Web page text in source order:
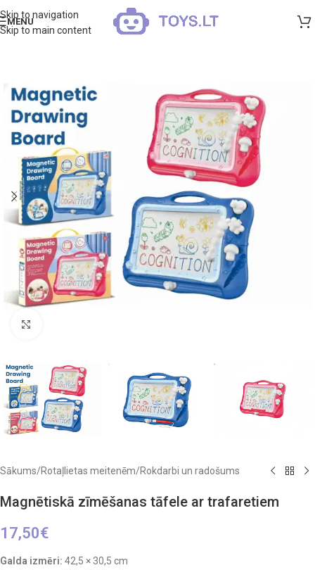
Skip to navigation
Skip to main content
MENU
Sākums/Rotaļlietas meitenēm/Rokdarbi un radošums
Magnētiskā zīmēšanas tāfele ar trafaretiem
17,50€
Galda izmēri: 42,5 × 30,5 cm